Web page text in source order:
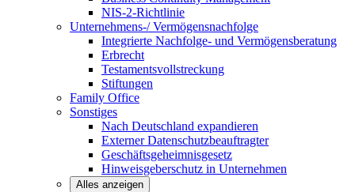
NIS-2-Richtlinie
Unternehmens-/Vermögensnachfolge
Integrierte Nachfolge- und Vermögensberatung
Erbrecht
Testamentsvollstreckung
Stiftungen
Family Office
Sonstiges
Nach Deutschland expandieren
Externer Datenschutzbeauftragter
Geschäftsgeheimnisgesetz
Hinweisgeberschutz in Unternehmen
Alles anzeigen